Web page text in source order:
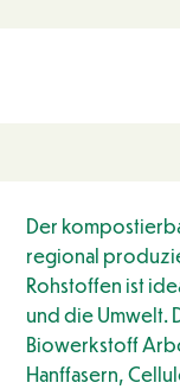
Der
regional
Rohstoffen ist
und die Umwelt.
Biowerkstoff
Hanffasern,